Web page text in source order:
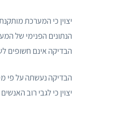
הנתונים הפנימי של
הבדיקה אינם חשופים
הבדיקה נעשתה על פי
יצוין כי לגבי רוב